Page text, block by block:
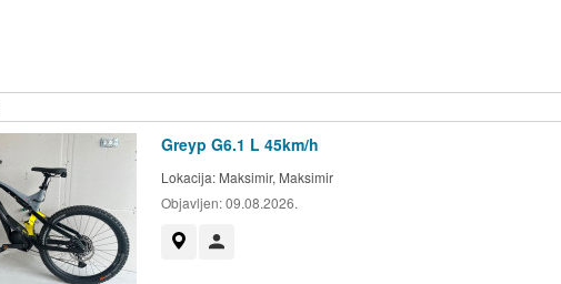
Greyp G6.1 L 45km/h
Lokacija: Maksimir, Maksimir
Objavljen:09.08.2026.